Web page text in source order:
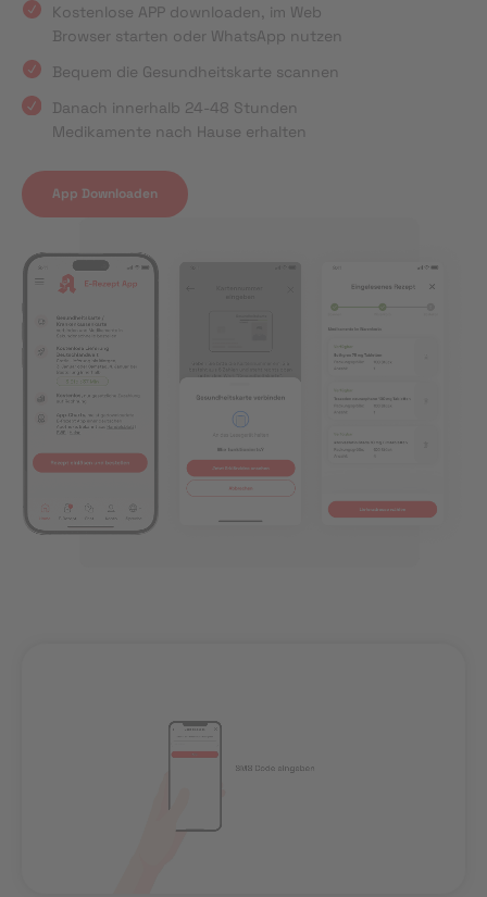
Kostenlose APP downloaden, im Web
Browser starten oder WhatsApp nutzen
Bequem die Gesundheitskarte scannen
Danach innerhalb 24-48 Stunden
Medikamente nach Hause erhalten
App Downloaden